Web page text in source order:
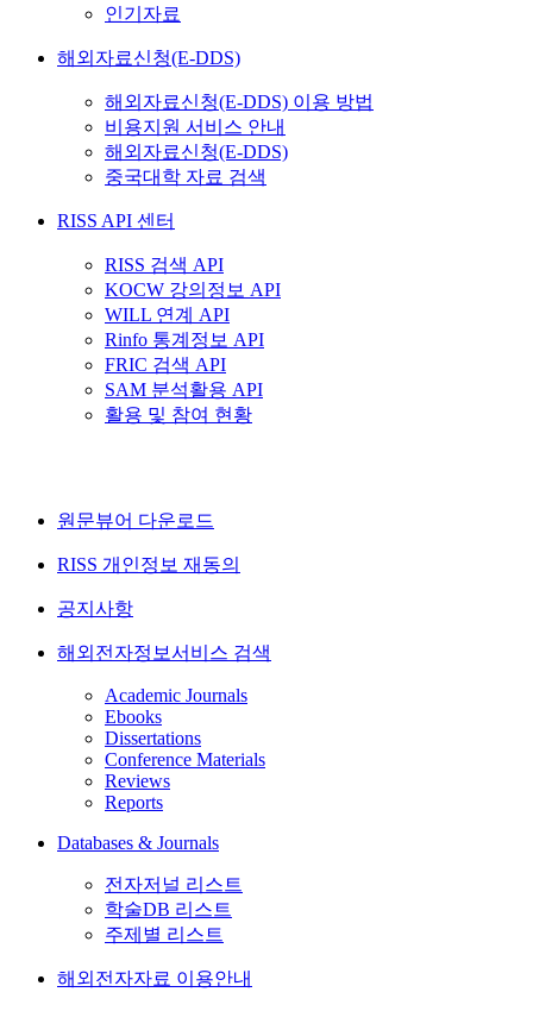
인기자료
해외자료신청(E-DDS)
해외자료신청(E-DDS) 이용 방법
비용지원 서비스 안내
해외자료신청(E-DDS)
중국대학 자료 검색
RISS API 센터
RISS 검색 API
KOCW 강의정보 API
WILL 연계 API
Rinfo 통계정보 API
FRIC 검색 API
SAM 분석활용 API
활용 및 참여 현황
원문뷰어 다운로드
RISS 개인정보 재동의
공지사항
해외전자정보서비스 검색
Academic Journals
Ebooks
Dissertations
Conference Materials
Reviews
Reports
Databases & Journals
전자저널 리스트
학술DB 리스트
주제별 리스트
해외전자자료 이용안내